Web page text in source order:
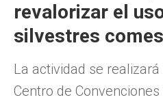
revalorizar el
silvestres
La actividad se
Centro de